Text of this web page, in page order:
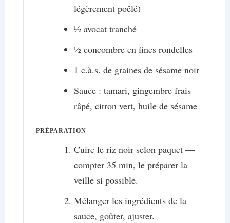
légèrement poêlé)
½ avocat tranché
½ concombre en fines rondelles
1 c.à.s. de graines de sésame noir
Sauce : tamari, gingembre frais
râpé, citron vert, huile de sésame
PRÉPARATION
Cuire le riz noir selon paquet —
compter 35 min, le préparer la
veille si possible.
Mélanger les ingrédients de la
sauce, goûter, ajuster.